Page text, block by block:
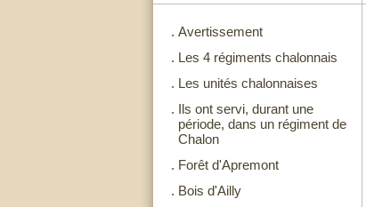
. Avertissement
. Les 4 régiments chalonnais
. Les unités chalonnaises
. Ils ont servi, durant une
période, dans un régiment de
Chalon
. Forêt d'Apremont
. Bois d'Ailly